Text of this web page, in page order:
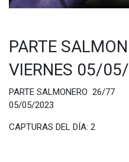
PARTE
VIERNES 05/
PARTE
05/05/2023
CAPTURAS DEL DÍA: 2